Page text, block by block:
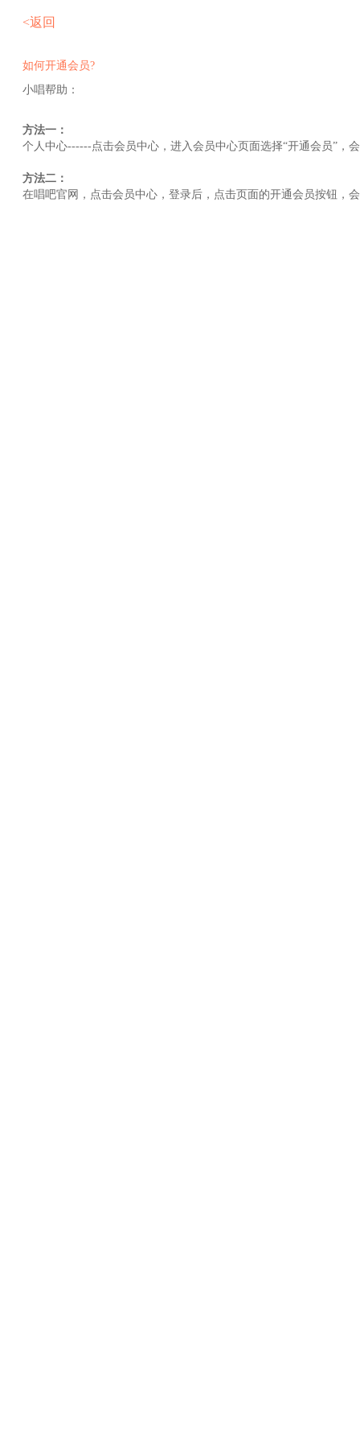
<返回
如何开通会员?
小唱帮助：
方法一：
个人中心------点击会员中心，进入会员中心页面选择“开通会员”，
方法二：
在唱吧官网，点击会员中心，登录后，点击页面的开通会员按钮，